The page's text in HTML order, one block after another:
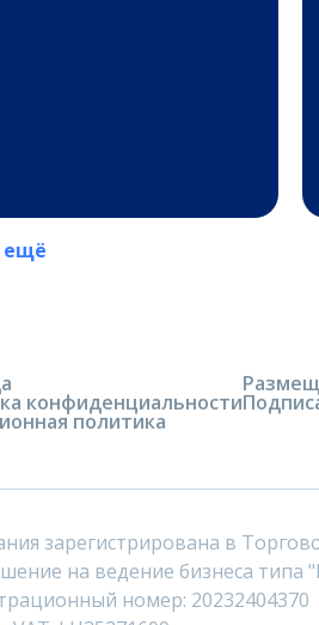
ещё
конфиденциальности
политика
зарегистрирована в
на ведение бизнеса типа
номер: 20232404370